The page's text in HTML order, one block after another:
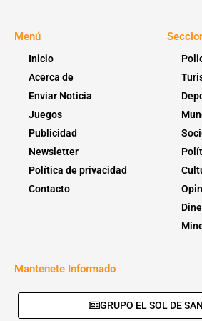
Menú
Inicio
Acerca de
Enviar Noticia
Juegos
Publicidad
Newsletter
Política de privacidad
Contacto
Mantenete Informado
GRUPO EL SOL DE